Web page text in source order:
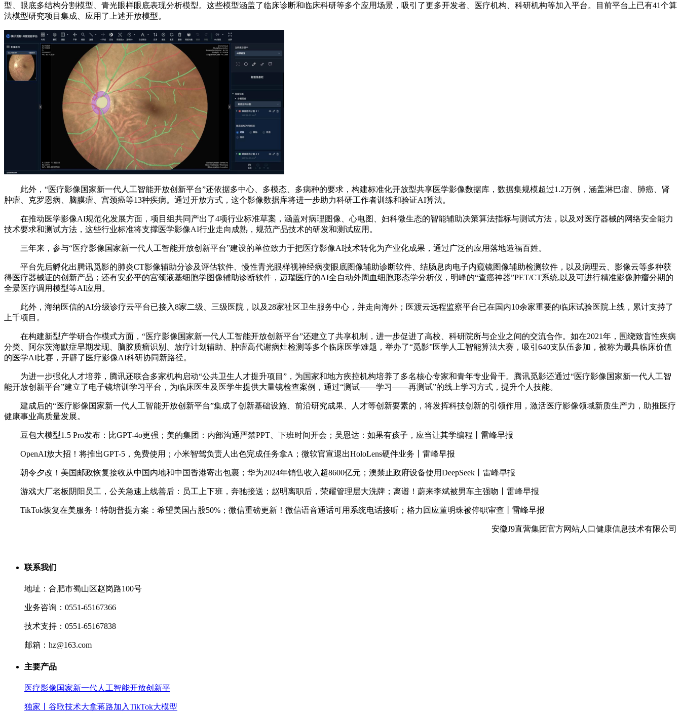
型、眼底多结构分割模型、青光眼样眼底表现分析模型。这些模型涵盖了临床诊断和临床科研等多个应用场景，吸引了更多开发者、医疗机构、科研机构等加入平台。目前平台上已有41个算
法模型研究项目集成、应用了上述开放模型。
此外，“医疗影像国家新一代人工智能开放创新平台”还依据多中心、多模态、多病种的要求，构建标准化开放型共享医学影像数据库，数据集规模超过1.2万例，涵盖淋巴瘤、肺癌、肾
肿瘤、克罗恩病、脑膜瘤、宫颈癌等13种疾病。通过开放方式，这个影像数据库将进一步助力科研工作者训练和验证AI算法。
在推动医学影像AI规范化发展方面，项目组共同产出了4项行业标准草案，涵盖对病理图像、心电图、妇科微生态的智能辅助决策算法指标与测试方法，以及对医疗器械的网络安全能力
技术要求和测试方法，这些行业标准将支撑医学影像AI行业走向成熟，规范产品技术的研发和测试应用。
三年来，参与“医疗影像国家新一代人工智能开放创新平台”建设的单位致力于把医疗影像AI技术转化为产业化成果，通过广泛的应用落地造福百姓。
平台先后孵化出腾讯觅影的肺炎CT影像辅助分诊及评估软件、慢性青光眼样视神经病变眼底图像辅助诊断软件、结肠息肉电子内窥镜图像辅助检测软件，以及病理云、影像云等多种获
得医疗器械证的创新产品；还有安必平的宫颈液基细胞学图像辅助诊断软件，迈瑞医疗的AI全自动外周血细胞形态学分析仪，明峰的“查癌神器”PET/CT系统,以及可进行精准影像肿瘤分期的
全景医疗调用模型等AI应用。
此外，海纳医信的AI分级诊疗云平台已接入8家二级、三级医院，以及28家社区卫生服务中心，并走向海外；医渡云远程监察平台已在国内10余家重要的临床试验医院上线，累计支持了
上千项目。
在构建新型产学研合作模式方面，“医疗影像国家新一代人工智能开放创新平台”还建立了共享机制，进一步促进了高校、科研院所与企业之间的交流合作。如在2021年，围绕致盲性疾病
分类、阿尔茨海默症早期发现、脑胶质瘤识别、放疗计划辅助、肿瘤高代谢病灶检测等多个临床医学难题，举办了“觅影”医学人工智能算法大赛，吸引640支队伍参加，被称为最具临床价值
的医学AI比赛，开辟了医疗影像AI科研协同新路径。
为进一步强化人才培养，腾讯还联合多家机构启动“公共卫生人才提升项目”，为国家和地方疾控机构培养了多名核心专家和青年专业骨干。腾讯觅影还通过“医疗影像国家新一代人工智
能开放创新平台”建立了电子镜培训学习平台，为临床医生及医学生提供大量镜检查案例，通过“测试——学习——再测试”的线上学习方式，提升个人技能。
建成后的“医疗影像国家新一代人工智能开放创新平台”集成了创新基础设施、前沿研究成果、人才等创新要素的，将发挥科技创新的引领作用，激活医疗影像领域新质生产力，助推医疗
健康事业高质量发展。
豆包大模型1.5 Pro发布：比GPT-4o更强；美的集团：内部沟通严禁PPT、下班时间开会；吴恩达：如果有孩子，应当让其学编程丨雷峰早报
OpenAI放大招！将推出GPT-5，免费使用；小米智驾负责人出色完成任务拿A；微软官宣退出HoloLens硬件业务丨雷峰早报
朝令夕改！美国邮政恢复接收从中国内地和中国香港寄出包裹；华为2024年销售收入超8600亿元；澳禁止政府设备使用DeepSeek丨雷峰早报
游戏大厂老板阴阳员工，公关急速上线善后：员工上下班，奔驰接送；赵明离职后，荣耀管理层大洗牌；离谱！蔚来李斌被男车主强吻丨雷峰早报
TikTok恢复在美服务！特朗普提方案：希望美国占股50%；微信重磅更新！微信语音通话可用系统电话接听；格力回应董明珠被停职审查丨雷峰早报
安徽J9直营集团官方网站人口健康信息技术有限公司
联系我们
地址：合肥市蜀山区赵岗路100号
业务咨询：0551-65167366
技术支持：0551-65167838
邮箱：hz@163.com
主要产品
医疗影像国家新一代人工智能开放创新平
独家丨谷歌技术大拿蒋路加入TikTok大模型